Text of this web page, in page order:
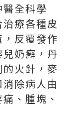
全科學
療各種皮
反覆發作
奶癬，丹
火針，麥
除病人由
、腫塊、